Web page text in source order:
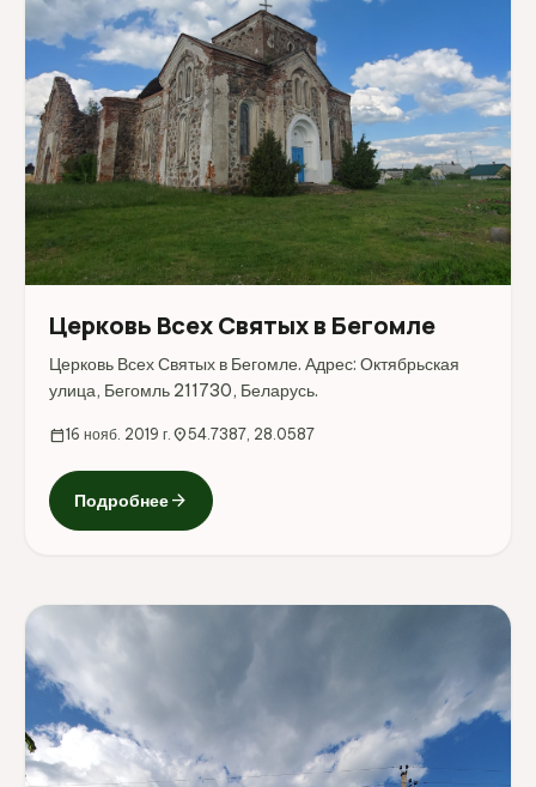
Церковь Всех Святых в Бегомле
Церковь Всех Святых в Бегомле. Адрес: Октябрьская
улица, Бегомль 211730, Беларусь.
calendar_today16 нояб. 2019 г. location_on54.7387, 28.0587
Подробнееarrow_forward